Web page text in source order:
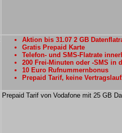
Aktion bis 31.07 2 GB
Gratis Prepaid Karte
Telefon- und SMS-Flatrate
200 Frei-Minuten oder -SMS in
10 Euro Rufnummernbonus
Prepaid Tarif, keine
Prepaid Tarif von Vodafone mit 25 GB